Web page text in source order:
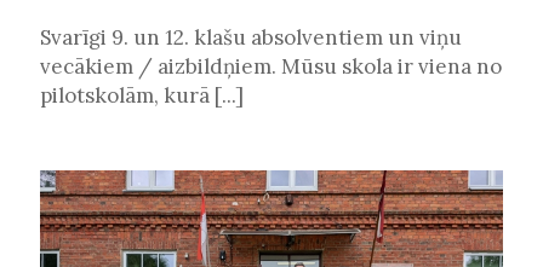
Svarīgi 9. un 12. klašu absolventiem un viņu
vecākiem / aizbildņiem. Mūsu skola ir viena no
pilotskolām, kurā [...]